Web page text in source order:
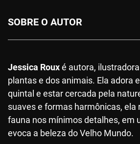
SOBRE O AUTOR
Jessica Rouxé autora,
plantas e dos animais. Ela adora
quintal e estar cercada pela
suaves e formas harmônicas, ela
fauna nos mínimos detalhes, em
evoca a beleza do Velho Mundo.